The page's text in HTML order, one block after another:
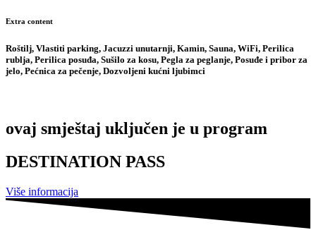
Extra content
Roštilj, Vlastiti parking, Jacuzzi unutarnji, Kamin, Sauna, WiFi, Perilica
rublja, Perilica posuđa, Sušilo za kosu, Pegla za peglanje, Posuđe i pribor za
jelo, Pećnica za pečenje, Dozvoljeni kućni ljubimci
ovaj smještaj uključen je u program
DESTINATION PASS
Više informacija